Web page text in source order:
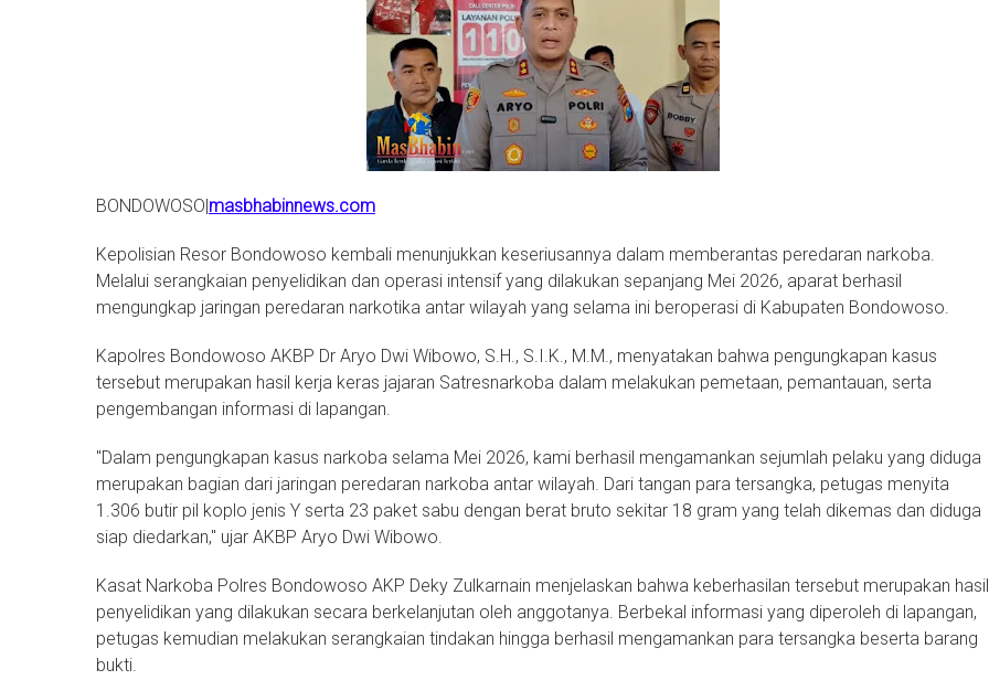
BONDOWOSO|masbhabinnews.com
Kepolisian Resor Bondowoso kembali menunjukkan keseriusannya dalam memberantas peredaran narkoba.
Melalui serangkaian penyelidikan dan operasi intensif yang dilakukan sepanjang Mei 2026, aparat berhasil
mengungkap jaringan peredaran narkotika antar wilayah yang selama ini beroperasi di Kabupaten Bondowoso.
Kapolres Bondowoso AKBP Dr Aryo Dwi Wibowo, S.H., S.I.K., M.M., menyatakan bahwa pengungkapan kasus
tersebut merupakan hasil kerja keras jajaran Satresnarkoba dalam melakukan pemetaan, pemantauan, serta
pengembangan informasi di lapangan.
"Dalam pengungkapan kasus narkoba selama Mei 2026, kami berhasil mengamankan sejumlah pelaku yang diduga
merupakan bagian dari jaringan peredaran narkoba antar wilayah. Dari tangan para tersangka, petugas menyita
1.306 butir pil koplo jenis Y serta 23 paket sabu dengan berat bruto sekitar 18 gram yang telah dikemas dan diduga
siap diedarkan," ujar AKBP Aryo Dwi Wibowo.
Kasat Narkoba Polres Bondowoso AKP Deky Zulkarnain menjelaskan bahwa keberhasilan tersebut merupakan hasil
penyelidikan yang dilakukan secara berkelanjutan oleh anggotanya. Berbekal informasi yang diperoleh di lapangan,
petugas kemudian melakukan serangkaian tindakan hingga berhasil mengamankan para tersangka beserta barang
bukti.